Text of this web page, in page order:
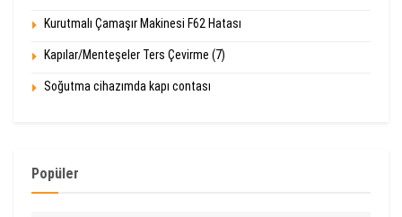
Kurutmalı Çamaşır Makinesi F62 Hatası
Kapılar/Menteşeler Ters Çevirme (7)
Soğutma cihazımda kapı contası
Popüler